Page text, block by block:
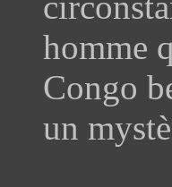
homme
Congo
un